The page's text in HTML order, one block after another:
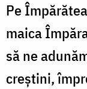
Pe
maica
să ne
creştini,